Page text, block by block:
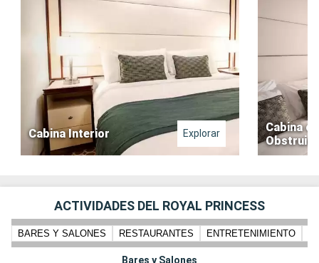
Cabina Interior Explorar
Cabina
ACTIVIDADES DEL ROYAL PRINCESS
BARES Y SALONES RESTAURANTES ENTRETENIMIENTO
Bares y Salones